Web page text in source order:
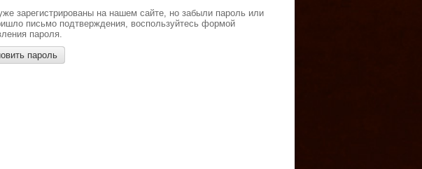
зарегистрированы на нашем сайте, но забыли пароль или
письмо подтверждения, воспользуйтесь формой
пароля.
пароль